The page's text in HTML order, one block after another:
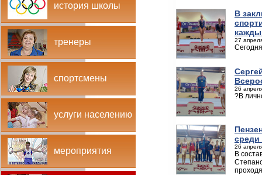
история школы
тренеры
спортсмены
услуги населению
мероприятия
В
27
26
?В
среди
26
В